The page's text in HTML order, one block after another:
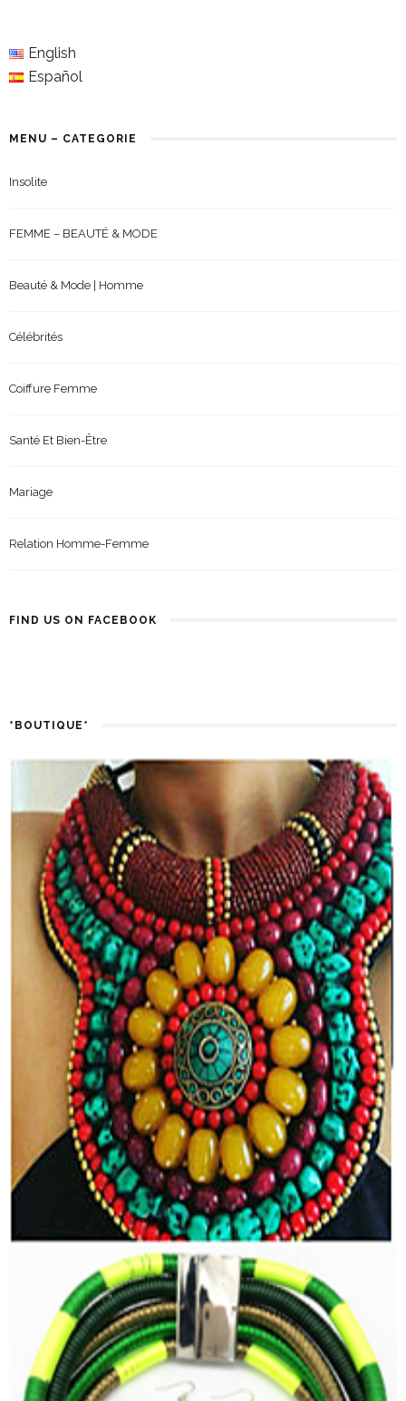
English
Español
MENU – CATEGORIE
Insolite
FEMME – BEAUTÉ & MODE
Beauté & Mode | Homme
Célébrités
Coiffure Femme
Santé Et Bien-Être
Mariage
Relation Homme-Femme
FIND US ON FACEBOOK
*BOUTIQUE*